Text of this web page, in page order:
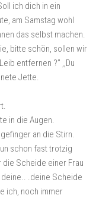
ich dich in ein
am Samstag wohl
das selbst machen.
bitte schön, sollen wir
entfernen ?” ,,Du
Jette.
in die Augen.
an die Stirn.
schon fast trotzig
die Scheide einer Frau
deine.. .deine Scheide
ich, noch immer